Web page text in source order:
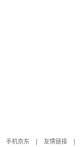
手机京东 友情链接